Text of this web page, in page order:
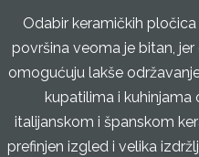
Odabir keramičkih
površina veoma je bitan,
omogućuju lakše
kupatilima i
italijanskom i španskom
prefinjen izgled i velika